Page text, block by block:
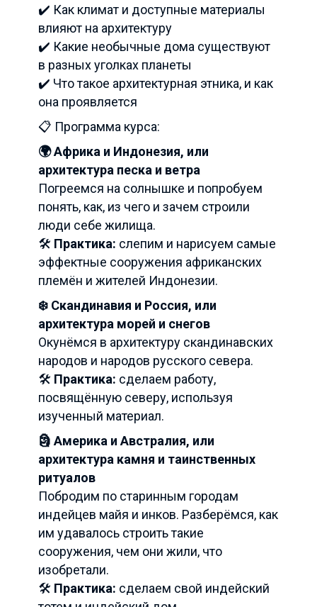
✔️ Как климат и доступные материалы
влияют на архитектуру
✔️ Какие необычные дома существуют
в разных уголках планеты
✔️ Что такое архитектурная этника, и как
она проявляется
📋 Программа курса:
🌍 Африка и Индонезия, или
архитектура песка и ветра
Погреемся на солнышке и попробуем
понять, как, из чего и зачем строили
люди себе жилища.
🛠️ Практика: слепим и нарисуем самые
эффектные сооружения африканских
племён и жителей Индонезии.
❄️ Скандинавия и Россия, или
архитектура морей и снегов
Окунёмся в архитектуру скандинавских
народов и народов русского севера.
🛠️ Практика: сделаем работу,
посвящённую северу, используя
изученный материал.
🗿 Америка и Австралия, или
архитектура камня и таинственных
ритуалов
Побродим по старинным городам
индейцев майя и инков. Разберёмся, как
им удавалось строить такие
сооружения, чем они жили, что
изобретали.
🛠️ Практика: сделаем свой индейский